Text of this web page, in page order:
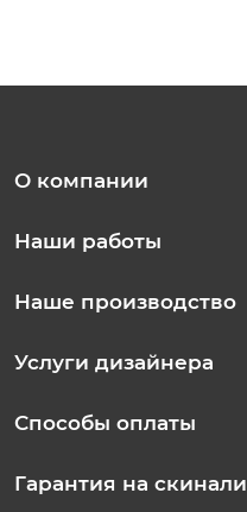
О компании
Наши работы
Наше производство
Услуги дизайнера
Способы оплаты
Гарантия на скинали